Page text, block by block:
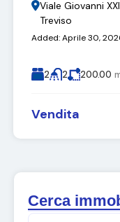
Viale Giovanni
Treviso
Added:Aprile 30,
2 2 200.00
Vendita
Cerca